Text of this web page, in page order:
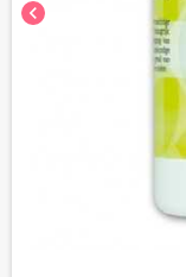
chevron_left